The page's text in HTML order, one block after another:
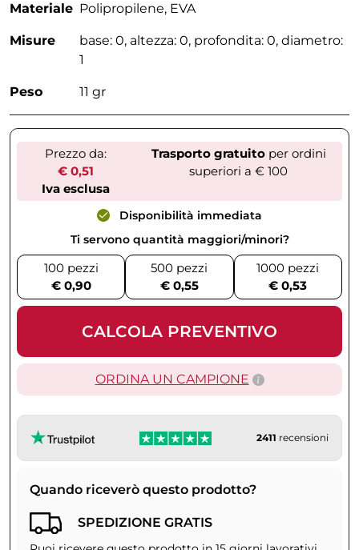
Materiale Polipropilene, EVA
Misure
base: 0, altezza: 0, profondita: 0, diametro:
1
Peso 11 gr
Prezzo da:
€ 0,51
Iva esclusa
Trasporto gratuitoper ordini
superiori a € 100
Disponibilità immediata
Ti servono quantità maggiori/minori?
100 pezzi
€ 0,90
500 pezzi
€ 0,55
1000 pezzi
€ 0,53
CALCOLA PREVENTIVO
ORDINA UN CAMPIONE
2411 recensioni
Quando riceverò questo prodotto?
SPEDIZIONE GRATIS